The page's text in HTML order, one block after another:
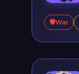
🛡️War